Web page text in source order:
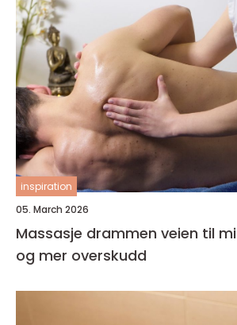
inspiration
05. March 2026
Massasje drammen veien til mindre stress
og mer overskudd